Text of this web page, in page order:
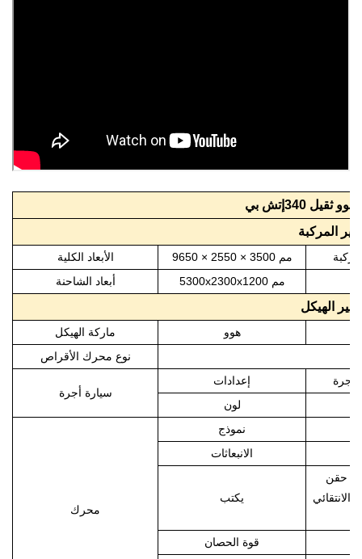
هوو ثقيل 340
المركبة
الأبعاد الكلية 96 50 × 2550 × 3500 مم
أبعاد الشاحنة
53 00x2300x1200 مم
الهيكل
ماركة الهيكل هوو
نوع محرك الأقراص
سيارة أجرة
إعدادات
لون
محرك
نموذج
الانبعاثات
يكتب
حقن
قوة الحصان